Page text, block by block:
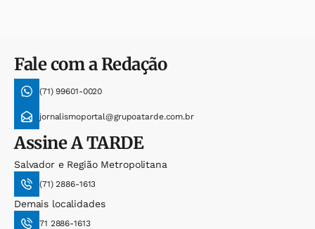
Fale com a Redação
(71) 99601-0020
jornalismoportal@grupoatarde.com.br
AssineA TARDE
Salvador e Região Metropolitana
(71) 2886-1613
Demais localidades
71 2886-1613